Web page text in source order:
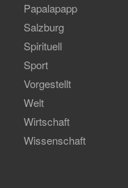
Papalapapp
Salzburg
Spirituell
Sport
Vorgestellt
Welt
Wirtschaft
Wissenschaft